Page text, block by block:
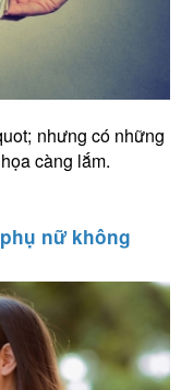
nhưng có những
càng lắm.
nữ không